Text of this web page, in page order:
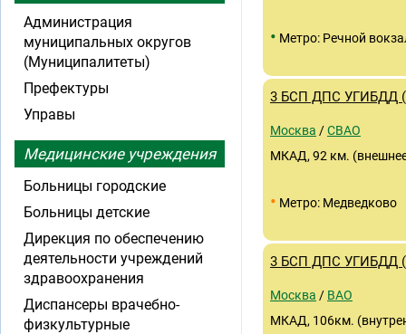
• Метро: Речной
3 БСП ДПС УГИБДД
Москва /СВАО
МКАД, 92 км.
• Метро: Медведково
3 БСП ДПС УГИБДД
Москва / ВАО
МКАД, 106км.
Администрация
муниципальных округов
(Муниципалитеты)
Префектуры
Управы
Медицинские учреждения
Больницы городские
Больницы детские
Дирекция по обеспечению
деятельности учреждений
здравоохранения
Диспансеры врачебно-
физкультурные